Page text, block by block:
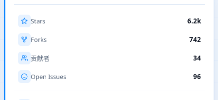
Stars 6.2k
Forks 742
贡献者 34
Open Issues 96